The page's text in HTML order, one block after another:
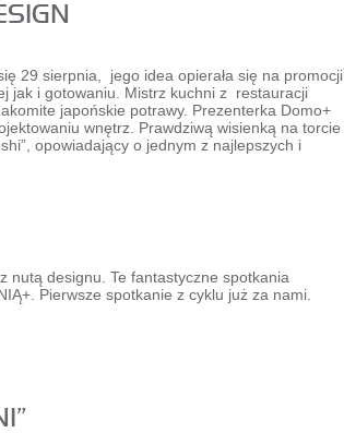
29 sierpnia, jego idea opierała się na promocji
jak i gotowaniu. Mistrz kuchni z restauracji
japońskie potrawy. Prezenterka Domo+
wnętrz. Prawdziwą wisienką na torcie
opowiadający o jednym z najlepszych i
nutą designu. Te fantastyczne spotkania
Pierwsze spotkanie z cyklu już za nami.